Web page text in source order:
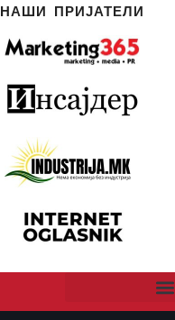
НАШИ ПРИЈАТЕЛИ